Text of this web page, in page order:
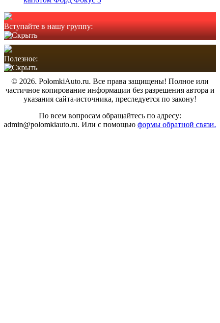
Вступайте в нашу группу:
Полезное:
© 2026. PolomkiAuto.ru. Все права защищены! Полное или
частичное копирование информации без разрешения автора и
указания сайта-источника, преследуется по закону!
По всем вопросам обращайтесь по адресу:
admin@polomkiauto.ru. Или с помощью формы обратной связи.